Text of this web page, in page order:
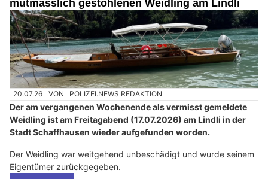
mutmasslich gestohlenen Weidling am Lindli
20.07.26 VON POLIZEI.NEWS REDAKTION
Der am vergangenen Wochenende als vermisst gemeldete
Weidling ist am Freitagabend (17.07.2026) am Lindli in der
Stadt Schaffhausen wieder aufgefunden worden.
Der Weidling war weitgehend unbeschädigt und wurde seinem
Eigentümer zurückgegeben.